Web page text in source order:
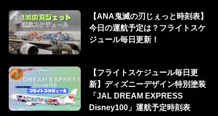
【ANA鬼滅の刃じぇっと時刻表】
今日の運航予定は？フライトスケ
ジュール毎日更新！
【フライトスケジュール毎日更
新】ディズニーデザイン特別塗装
「JAL DREAM EXPRESS
Disney100」運航予定時刻表